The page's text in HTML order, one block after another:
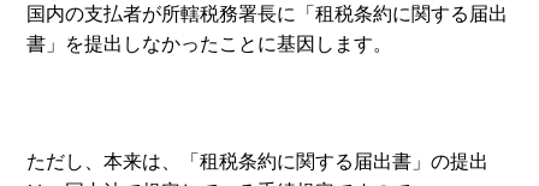
国内の支払者が所轄税務署長に「租税条約に関する届出
書」を提出しなかったことに基因します。
ただし、本来は、「租税条約に関する届出書」の提出